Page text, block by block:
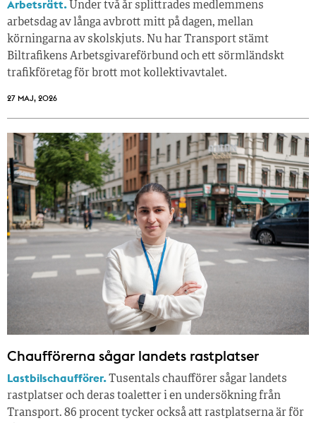
Arbetsrätt. Under två år splittrades medlemmens
arbetsdag av långa avbrott mitt på dagen, mellan
körningarna av skolskjuts. Nu har Transport stämt
Biltrafikens Arbetsgivareförbund och ett sörmländskt
trafikföretag för brott mot kollektivavtalet.
27 MAJ, 2026
Chaufförerna sågar landets rastplatser
Lastbilschaufförer.Tusentals chaufförer sågar landets
rastplatser och deras toaletter i en undersökning från
Transport. 86 procent tycker också att rastplatserna är för